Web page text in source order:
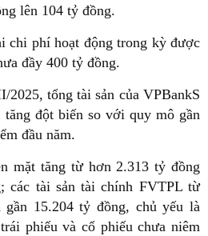
lên 104 tỷ đồng.
chi phí hoạt động trong kỳ được
đầy 400 tỷ đồng.
tổng tài sản của VPBankS
đột biến so với quy mô gần
đầu năm.
mặt tăng từ hơn 2.313 tỷ đồng
các tài sản tài chính FVTPL từ
gần 15.204 tỷ đồng, chủ yếu là
phiếu và cổ phiếu chưa niêm